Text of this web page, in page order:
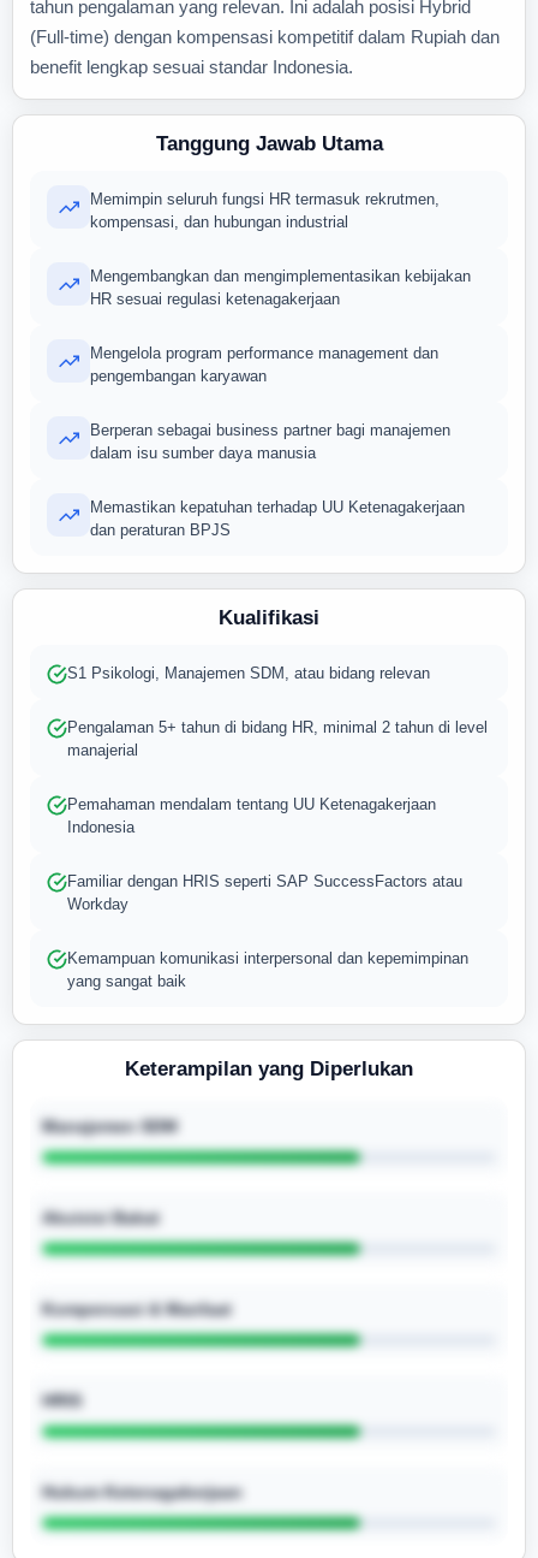
tahun pengalaman yang relevan. Ini adalah posisi Hybrid
(Full-time) dengan kompensasi kompetitif dalam Rupiah dan
benefit lengkap sesuai standar Indonesia.
Tanggung Jawab Utama
Memimpin seluruh fungsi HR termasuk rekrutmen,
kompensasi, dan hubungan industrial
Mengembangkan dan mengimplementasikan kebijakan
HR sesuai regulasi ketenagakerjaan
Mengelola program performance management dan
pengembangan karyawan
Berperan sebagai business partner bagi manajemen
dalam isu sumber daya manusia
Memastikan kepatuhan terhadap UU Ketenagakerjaan
dan peraturan BPJS
Kualifikasi
S1 Psikologi, Manajemen SDM, atau bidang relevan
Pengalaman 5+ tahun di bidang HR, minimal 2 tahun di level
manajerial
Pemahaman mendalam tentang UU Ketenagakerjaan
Indonesia
Familiar dengan HRIS seperti SAP SuccessFactors atau
Workday
Kemampuan komunikasi interpersonal dan kepemimpinan
yang sangat baik
Keterampilan yang Diperlukan
Manajemen SDM
Akuisisi Bakat
Kompensasi & Manfaat
HRIS
Hukum Ketenagakerjaan